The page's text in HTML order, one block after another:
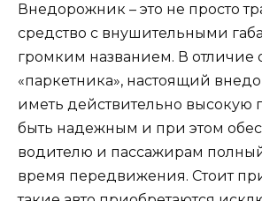
Внедорожник – это не просто
средство с внушительными
громким названием. В отличие
«паркетника», настоящий
иметь действительно высокую
быть надежным и при этом
водителю и пассажирам
время передвижения. Стоит